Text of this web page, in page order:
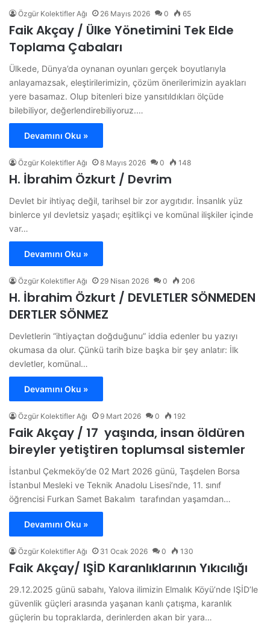
Özgür Kolektifler Ağı 26 Mayıs 2026 0 65
Faik Akçay / Ülke Yönetimini Tek Elde
Toplama Çabaları
Ülkede, Dünya’da oynanan oyunları gerçek boyutlarıyla
anlayamazsak, eleştirilerimizin, çözüm önerilerimizin ayakları
yere basamaz. Olup bitenleri bize yansıtıldıkları ölçüde
bilebiliyor, değerlendirebiliyoruz.…
Devamını Oku »
Özgür Kolektifler Ağı 8 Mayıs 2026 0 148
H. İbrahim Özkurt / Devrim
Devlet bir ihtiyaç değil, tarihsel bir zor aygıtıdır. İnsanlık yüz
binlerce yıl devletsiz yaşadı; eşitlikçi ve komünal ilişkiler içinde
var…
Devamını Oku »
Özgür Kolektifler Ağı 29 Nisan 2026 0 206
H. İbrahim Özkurt / DEVLETLER SÖNMEDEN
DERTLER SÖNMEZ
Devletlerin “ihtiyaçtan doğduğunu” iddia edenler bu yazıyı
okumasa da olur. Çünkü tarih bize başka bir şey anlatır: İlk
devletler, komünal…
Devamını Oku »
Özgür Kolektifler Ağı 9 Mart 2026 0 192
Faik Akçay / 17 yaşında, insan öldüren
bireyler yetiştiren toplumsal sistemler
İstanbul Çekmeköy’de 02 Mart 2026 günü, Taşdelen Borsa
İstanbul Mesleki ve Teknik Anadolu Lisesi’nde, 11. sınıf
öğrencisi Furkan Samet Bakalım tarafından yaşamdan…
Devamını Oku »
Özgür Kolektifler Ağı 31 Ocak 2026 0 130
Faik Akçay/ IŞİD Karanlıklarının Yıkıcılığı
29.12.2025 günü sabahı, Yalova ilimizin Elmalık Köyü’nde IŞİD’le
güvenlik güçleri arasında yaşanan kanlı çatışma, karanlık
güçlerin bu topraklarda, derinlerden akan bir yara…